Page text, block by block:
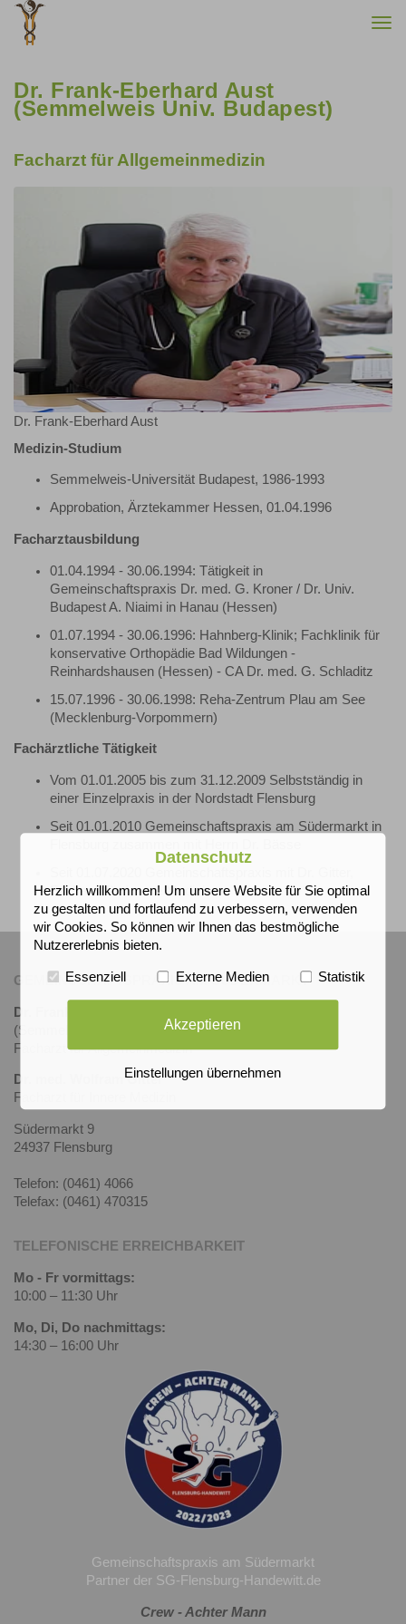
Dr. Frank-Eberhard Aust
(Semmelweis Univ. Budapest)
Facharzt für Allgemeinmedizin
Dr. Frank-Eberhard Aust
Medizin-Studium
Semmelweis-Universität Budapest, 1986-1993
Approbation, Ärztekammer Hessen, 01.04.1996
Facharztausbildung
01.04.1994 - 30.06.1994: Tätigkeit in
Gemeinschaftspraxis Dr. med. G. Kroner / Dr. Univ.
Budapest A. Niaimi in Hanau (Hessen)
01.07.1994 - 30.06.1996: Hahnberg-Klinik; Fachklinik für
konservative Orthopädie Bad Wildungen -
Reinhardshausen (Hessen) - CA Dr. med. G. Schladitz
15.07.1996 - 30.06.1998: Reha-Zentrum Plau am See
(Mecklenburg-Vorpommern)
Fachärztliche Tätigkeit
Vom 01.01.2005 bis zum 31.12.2009 Selbstständig in
einer Einzelpraxis in der Nordstadt Flensburg
Seit 01.01.2010 Gemeinschaftspraxis am Südermarkt in
Facharzt für Innere Medizin
GEMEINSCHAFTSPRAXIS AM SÜDERMARKT
Dr. Frank-Eberhard Aust
(Semmelweis Univ. Budapest)
Facharzt für Allgemeinmedizin
Dr. med. Wolfram Gitter
Facharzt für Innere Medizin
Südermarkt 9
24937 Flensburg
Telefon: (0461) 4066
Telefax: (0461) 470315
TELEFONISCHE ERREICHBARKEIT
Mo - Fr vormittags:
10:00 – 11:30 Uhr
Mo, Di, Do nachmittags:
14:30 – 16:00 Uhr
Gemeinschaftspraxis am Südermarkt
Partner der SG-Flensburg-Handewitt.de
Crew - Achter Mann
Datenschutz
Herzlich willkommen! Um unsere Website für Sie optimal
zu gestalten und fortlaufend zu verbessern, verwenden
wir Cookies. So können wir Ihnen das bestmögliche
Nutzererlebnis bieten.
Essenziell Externe Medien Statistik
Akzeptieren
Einstellungen übernehmen